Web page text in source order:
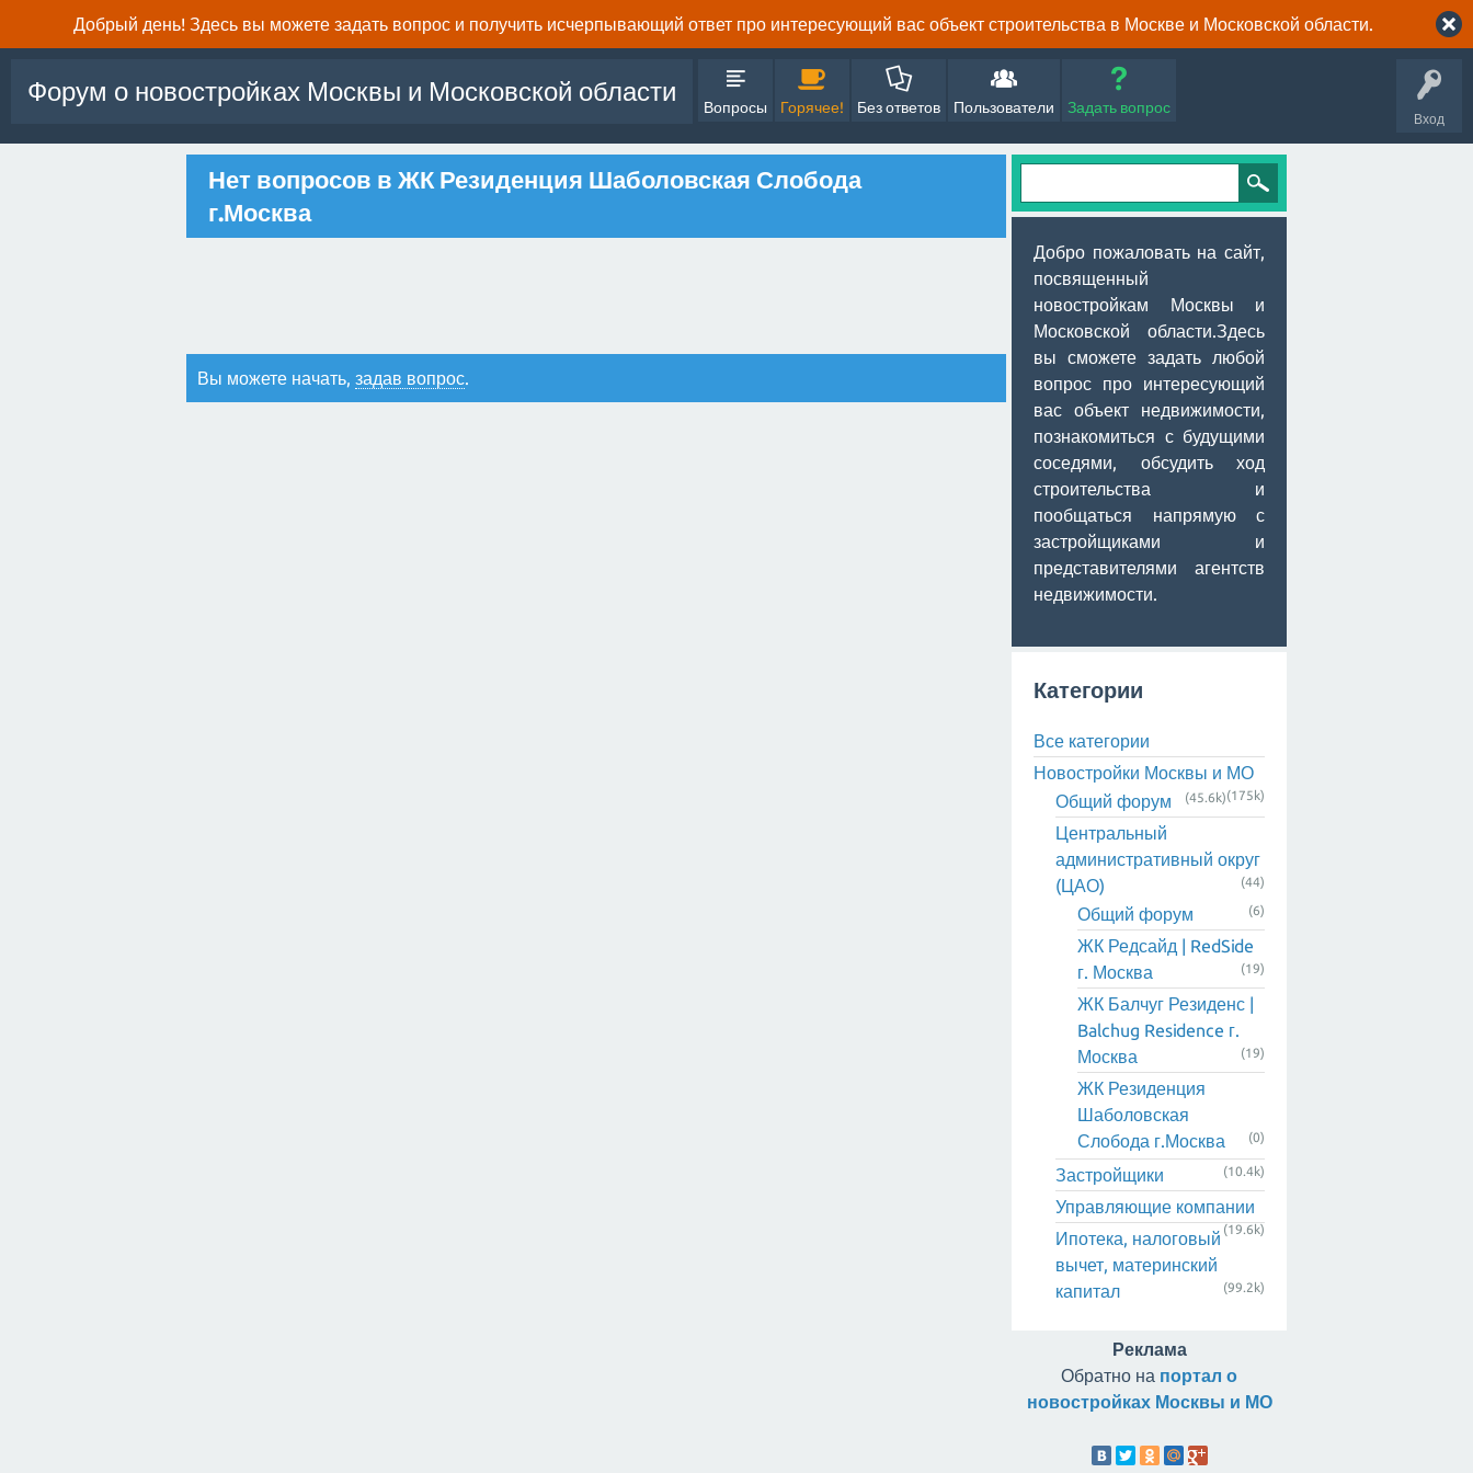
Добрый день! Здесь вы можете задать вопрос и получить исчерпывающий ответ про интересующий вас объект строительства в Москве и Московской области.
Вход
Форум о новостройках Москвы и Московской области
Вопросы Горячее! Без ответов Пользователи Задать вопрос
Нет вопросов в ЖК Резиденция Шаболовская Слобода
г.Москва
Вы можете начать, задав вопрос.
Добро пожаловать на сайт,
посвященный
новостройкам Москвы и
Московской области.Здесь
вы сможете задать любой
вопрос про интересующий
вас объект недвижимости,
познакомиться с будущими
соседями, обсудить ход
строительства и
пообщаться напрямую с
застройщиками и
представителями агентств
недвижимости.
Категории
Все категории
Новостройки Москвы и МО
(175k)
Общий форум (45.6k)
Центральный
административный округ
(ЦАО)
(44)
Общий форум (6)
ЖК Редсайд | RedSide
г. Москва
(19)
ЖК Балчуг Резиденс |
Balchug Residence г.
Москва
(19)
ЖК Резиденция
Шаболовская
Слобода г.Москва
(0)
Застройщики (10.4k)
Управляющие компании
(19.6k)
Ипотека, налоговый
вычет, материнский
капитал
(99.2k)
Реклама
Обратно на портал о
новостройках Москвы и МО